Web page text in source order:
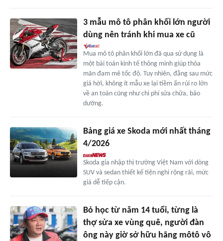
3 mẫu mô tô phân khối lớn người
dùng nên tránh khi mua xe cũ
Mua mô tô phân khối lớn đã qua sử dụng là
một bài toán kinh tế thông minh giúp thỏa
mãn đam mê tốc độ. Tuy nhiên, đằng sau mức
giá hời, không ít mẫu xe lại tiềm ẩn rủi ro lớn
về an toàn cũng như chi phí sửa chữa, bảo
dưỡng.
Bảng giá xe Skoda mới nhất tháng
4/2026
Skoda gia nhập thị trường Việt Nam với dòng
SUV và sedan thiết kế tiện nghi rộng rãi, mức
giá dễ tiếp cận.
Bỏ học từ năm 14 tuổi, từng là
thợ sửa xe vùng quê, người đàn
ông này giờ sở hữu hãng môtô vô